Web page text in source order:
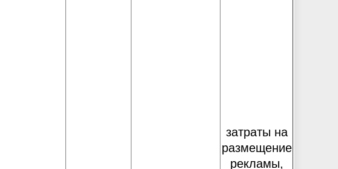
затраты на
размещение
рекламы,